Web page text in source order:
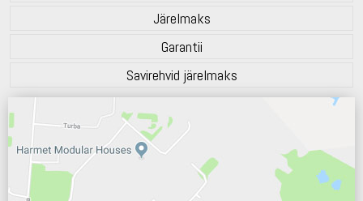
Järelmaks
Garantii
Savirehvid järelmaks